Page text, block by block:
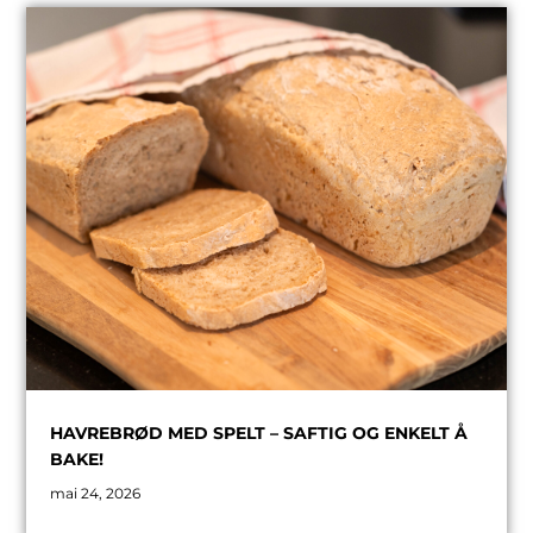
HAVREBRØD MED SPELT – SAFTIG OG ENKELT Å
BAKE!
mai 24, 2026